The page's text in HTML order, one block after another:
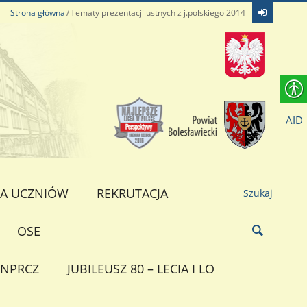
Strona główna Tematy prezentacji ustnych z j.polskiego 2014
UCZNIÓW REKRUTACJA
OSE
NPRCZ JUBILEUSZ 80 – LECIA I LO
Szukaj
AID